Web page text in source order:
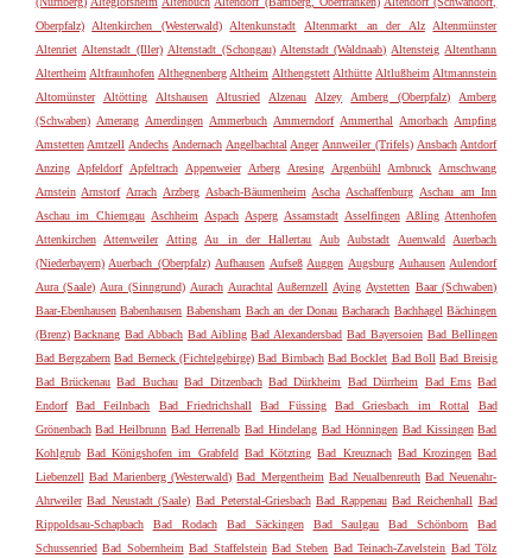
Oberpfalz)
Altenkirchen (Westerwald) Altenkunstadt Altenmarkt an der Alz
Altenmünster
Altenriet Altenstadt (Iller) Altenstadt (Schongau) Altenstadt (Waldnaab) Altensteig Altenthann
Altertheim Altfraunhofen Althegnenberg Altheim Althengstett Althütte Altlußheim Altmannstein
Altomünster
Altötting Altshausen Altusried Alzenau Alzey Amberg (Oberpfalz)
Amberg
(Schwaben) Amerang Amerdingen Ammerbuch Ammerndorf Ammerthal Amorbach Ampfing
Amstetten Amtzell Andechs Andernach Angelbachtal Anger Annweiler (Trifels) Ansbach Antdorf
Anzing
Apfeldorf Apfeltrach Appenweier Arberg Aresing Argenbühl Arnbruck
Arnschwang
Arnstein Arnstorf Arrach Arzberg Asbach-Bäumenheim Ascha Aschaffenburg Aschau am Inn
Aschau im Chiemgau Aschheim Aspach Asperg Assamstadt Asselfingen Aßling Attenhofen
Attenkirchen
Attenweiler Atting Au in der Hallertau Aub Aubstadt Auenwald
Auerbach
(Niederbayern) Auerbach (Oberpfalz) Aufhausen Aufseß Auggen Augsburg Auhausen Aulendorf
Aura (Saale) Aura (Sinngrund) Aurach Aurachtal Außernzell Aying Aystetten Baar (Schwaben)
Baar-Ebenhausen Babenhausen Babensham Bach an der Donau Bacharach Bachhagel Bächingen
(Brenz) Backnang Bad Abbach Bad Aibling Bad Alexandersbad Bad Bayersoien Bad Bellingen
Bad Bergzabern Bad Berneck (Fichtelgebirge) Bad Birnbach Bad Bocklet Bad Boll Bad Breisig
Bad Brückenau Bad Buchau Bad Ditzenbach Bad Dürkheim Bad Dürrheim Bad Ems Bad
Endorf
Bad Feilnbach Bad Friedrichshall Bad Füssing Bad Griesbach im Rottal
Bad
Grönenbach Bad Heilbrunn Bad Herrenalb Bad Hindelang Bad Hönningen Bad Kissingen Bad
Kohlgrub Bad Königshofen im Grabfeld Bad Kötzting Bad Kreuznach Bad Krozingen Bad
Liebenzell Bad Marienberg (Westerwald) Bad Mergentheim Bad Neualbenreuth Bad Neuenahr-
Ahrweiler Bad Neustadt (Saale) Bad Peterstal-Griesbach Bad Rappenau Bad Reichenhall Bad
Rippoldsau-Schapbach
Bad Rodach Bad Säckingen Bad Saulgau Bad Schönborn
Bad
Schussenried Bad Sobernheim Bad Staffelstein Bad Steben Bad Teinach-Zavelstein Bad Tölz